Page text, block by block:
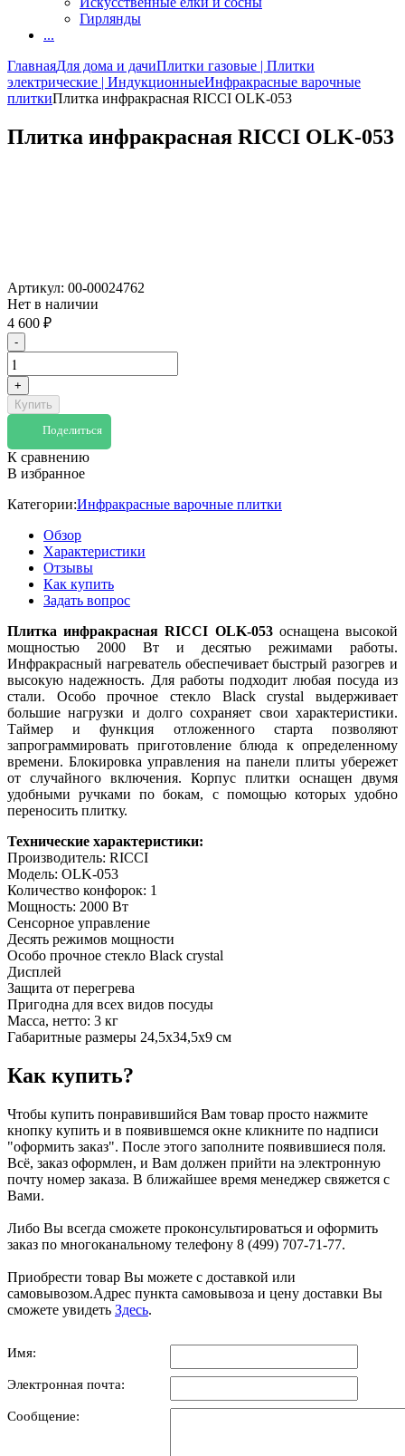
Гирлянды
...
ГлавнаяДля дома и дачиПлитки газовые | Плитки
электрические | ИндукционныеИнфракрасные варочные
плиткиПлитка инфракрасная RICCI OLK-053
Плитка инфракрасная RICCI OLK-053
Артикул: 00-00024762
Нет в наличии
4 600 ₽
-
+
Купить
Поделиться
К сравнению
В избранное
Категории:Инфракрасные варочные плитки
Обзор
Характеристики
Отзывы
Как купить
Задать вопрос
Плитка инфракрасная RICCI OLK-053оснащена высокой
мощностью 2000 Вт и десятью режимами работы.
Инфракрасный нагреватель обеспечивает быстрый разогрев и
высокую надежность. Для работы подходит любая посуда из
стали. Особо прочное стекло Black crystal выдерживает
большие нагрузки и долго сохраняет свои характеристики.
Таймер и функция отложенного старта позволяют
запрограммировать приготовление блюда к определенному
времени. Блокировка управления на панели плиты убережет
от случайного включения. Корпус плитки оснащен двумя
удобными ручками по бокам, с помощью которых удобно
переносить плитку.
Технические характеристики:
Производитель: RICCI
Модель: OLK-053
Количество конфорок: 1
Мощность: 2000 Вт
Сенсорное управление
Десять режимов мощности
Особо прочное стекло Black crystal
Дисплей
Защита от перегрева
Пригодна для всех видов посуды
Масса, нетто: 3 кг
Габаритные размеры 24,5х34,5х9 см
Как купить?
Чтобы купить понравившийся Вам товар просто нажмите
кнопку купить и в появившемся окне кликните по надписи
"оформить заказ". После этого заполните появившиеся поля.
Всё, заказ оформлен, и Вам должен прийти на электронную
почту номер заказа. В ближайшее время менеджер свяжется с
Вами.
Либо Вы всегда сможете проконсультироваться и оформить
заказ по многоканальному телефону 8 (499) 707-71-77.
Приобрести товар Вы можете с доставкой или
самовывозом.Адрес пункта самовывоза и цену доставки Вы
сможете увидеть Здесь.
Имя:
Электронная почта:
Сообщение: